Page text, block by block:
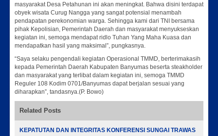
masyarakat Desa Petahunan ini akan meningkat. Bahwa disini terdapat
obyek wisata Curug Nangga yang sangat potensial menambah
pendapatan perekonomian warga. Sehingga kami dari TNI bersama
pihak Kepolisian, Pemerintah Daerah dan masyarakat menyukseskan
kegiatan ini, semoga mendapat ridlo Tuhan Yang Maha Kuasa dan
mendapatkan hasil yang maksimal”, pungkasnya.
“Saya selaku pengendali kegiatan Operasional TMMD, berterimakasih
kepada Pemerintah Daerah Kabupaten Banyumas beserta steakholder
dan masyarakat yang terlibat dalam kegiatan ini, semoga TMMD
Reguler 108 Kodim 0701/Banyumas dapat berjalan sesuai yang
diharapkan”, tandasnya.(P. Bowo)
Related Posts
KEPATUTAN DAN INTEGRITAS KONFERENSI SUNGAI TRAWAS